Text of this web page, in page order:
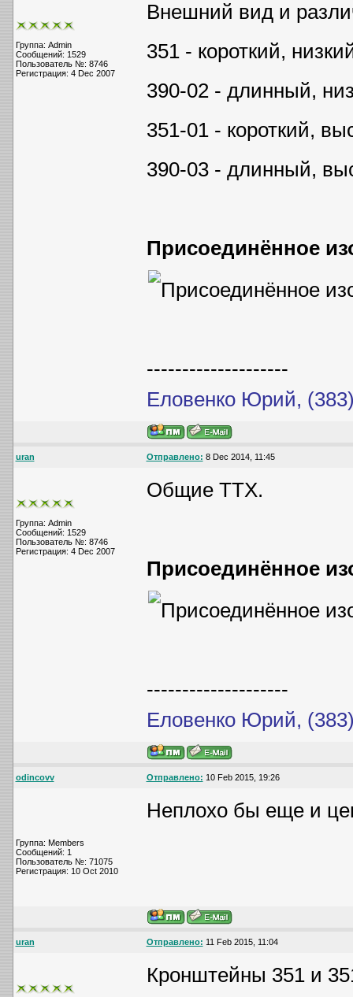
Группа: Admin
Сообщений: 1529
Пользователь №: 8746
Регистрация: 4 Dec 2007
Внешний вид и
351 - короткий,
390-02 - длинный,
351-01 - короткий,
390-03 - длинный,
Присоединённое
--------------------
Еловенко Юрий,
uran Отправлено: 8 Dec 2014, 11:45
Группа: Admin
Сообщений: 1529
Пользователь №: 8746
Регистрация: 4 Dec 2007
Общие ТТХ.
Присоединённое
--------------------
Еловенко Юрий,
odincovv Отправлено: 10 Feb 2015, 19:26
Группа: Members
Сообщений: 1
Пользователь №: 71075
Регистрация: 10 Oct 2010
Неплохо бы еще и
uran Отправлено: 11 Feb 2015, 11:04
Кронштейны 351 и